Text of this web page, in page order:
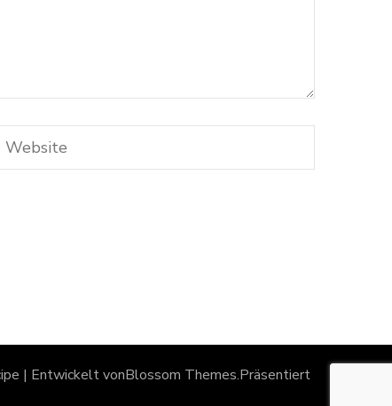
| Entwickelt vonBlossom Themes.Präsentiert